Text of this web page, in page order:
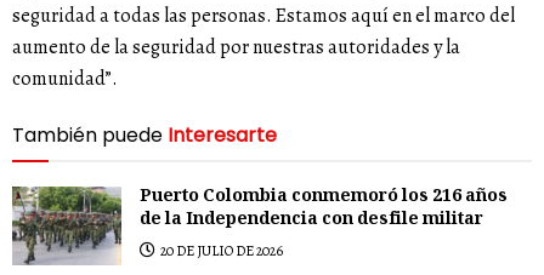
seguridad a todas las personas. Estamos aquí en el marco del
aumento de la seguridad por nuestras autoridades y la
comunidad”.
También puede Interesarte
Puerto Colombia conmemoró los 216 años
de la Independencia con desfile militar
20 DE JULIO DE 2026